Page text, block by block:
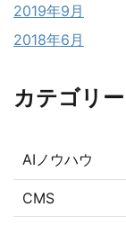
2019年9月
2018年6月
カテゴリー
AIノウハウ
CMS